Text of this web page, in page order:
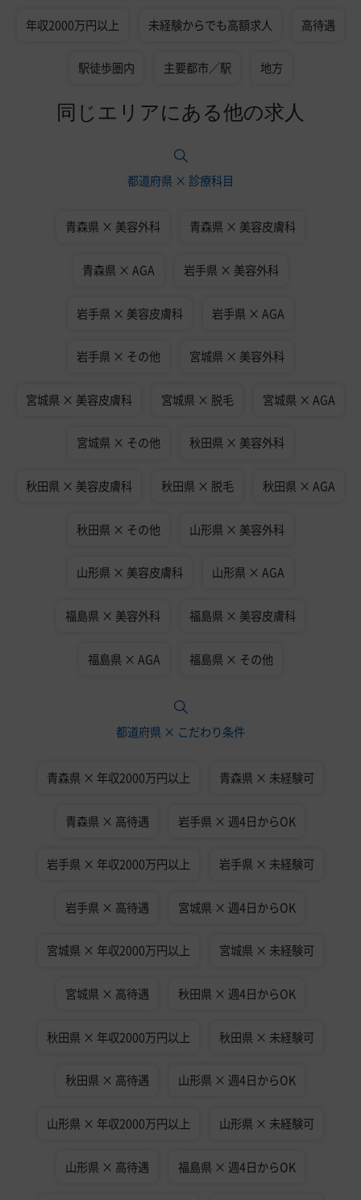
年収2000万円以上 未経験からでも高額求人 高待遇
駅徒歩圏内 主要都市／駅 地方
同じエリアにある他の求人
都道府県 × 診療科目
青森県 × 美容外科 青森県 × 美容皮膚科
青森県 × AGA 岩手県 × 美容外科
岩手県 × 美容皮膚科 岩手県 × AGA
岩手県 × その他 宮城県 × 美容外科
宮城県 × 美容皮膚科 宮城県 × 脱毛 宮城県 × AGA
宮城県 × その他 秋田県 × 美容外科
秋田県 × 美容皮膚科 秋田県 × 脱毛 秋田県 × AGA
秋田県 × その他 山形県 × 美容外科
山形県 × 美容皮膚科 山形県 × AGA
福島県 × 美容外科 福島県 × 美容皮膚科
福島県 × AGA 福島県 × その他
都道府県 × こだわり条件
青森県 × 年収2000万円以上 青森県 × 未経験可
青森県 × 高待遇 岩手県 × 週4日からOK
岩手県 × 年収2000万円以上 岩手県 × 未経験可
岩手県 × 高待遇 宮城県 × 週4日からOK
宮城県 × 年収2000万円以上 宮城県 × 未経験可
宮城県 × 高待遇 秋田県 × 週4日からOK
秋田県 × 年収2000万円以上 秋田県 × 未経験可
秋田県 × 高待遇 山形県 × 週4日からOK
山形県 × 年収2000万円以上 山形県 × 未経験可
山形県 × 高待遇 福島県 × 週4日からOK